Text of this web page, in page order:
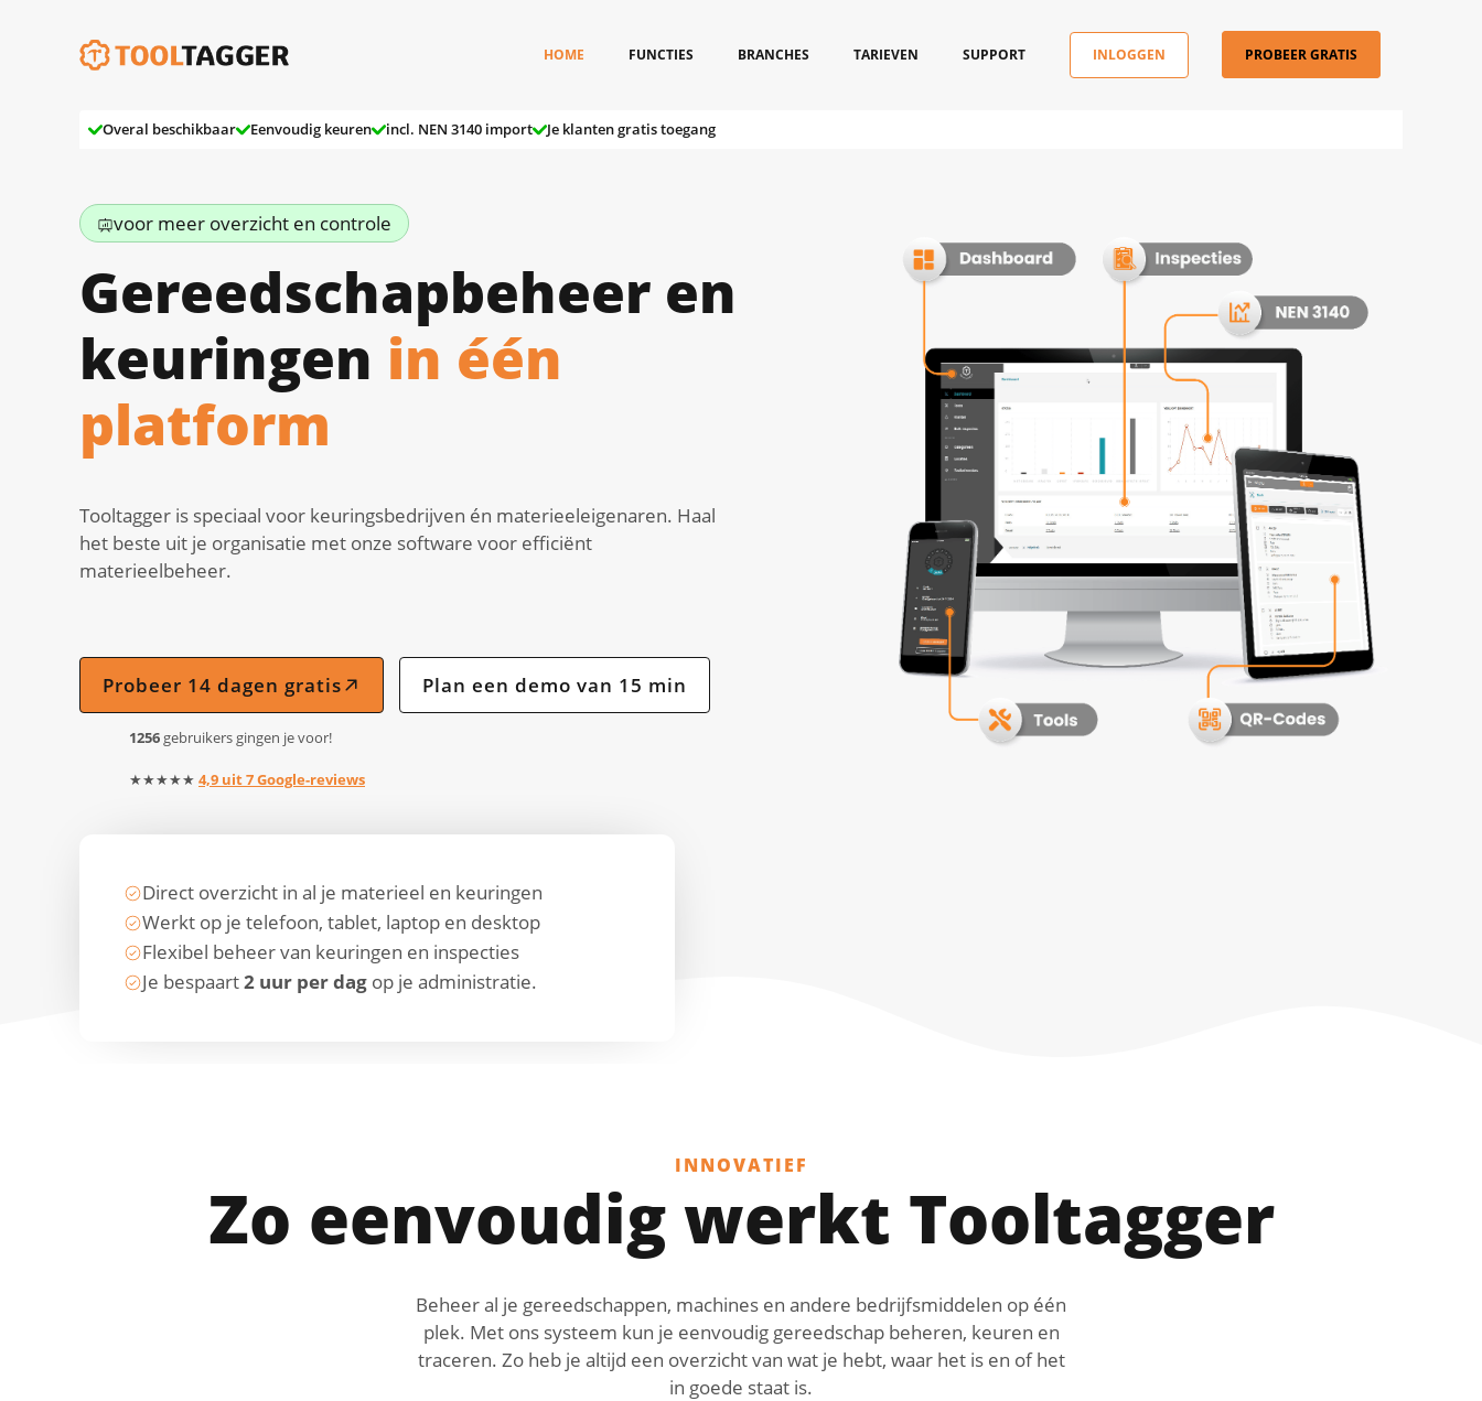
HOME FUNCTIES BRANCHES TARIEVEN SUPPORT INLOGGEN PROBEER GRATIS
Overal beschikbaar Eenvoudig keuren incl. NEN 3140 import Je klanten gratis toegang
voor meer overzicht en controle
Gereedschapbeheer en
keuringen in één
platform
Tooltagger is speciaal voor keuringsbedrijven én materieeleigenaren. Haal
het beste uit je organisatie met onze software voor efficiënt
materieelbeheer.
Probeer 14 dagen gratis Plan een demo van 15 min
1256 gebruikers gingen je voor!
★★★★★ 4,9 uit 7 Google-reviews
Direct overzicht in al je materieel en keuringen
Werkt op je telefoon, tablet, laptop en desktop
Flexibel beheer van keuringen en inspecties
Je bespaart2 uur per dag op je administratie.
INNOVATIEF
Zo eenvoudig werkt Tooltagger
Beheer al je gereedschappen, machines en andere bedrijfsmiddelen op één
plek. Met ons systeem kun je eenvoudig gereedschap beheren, keuren en
traceren. Zo heb je altijd een overzicht van wat je hebt, waar het is en of het
in goede staat is.